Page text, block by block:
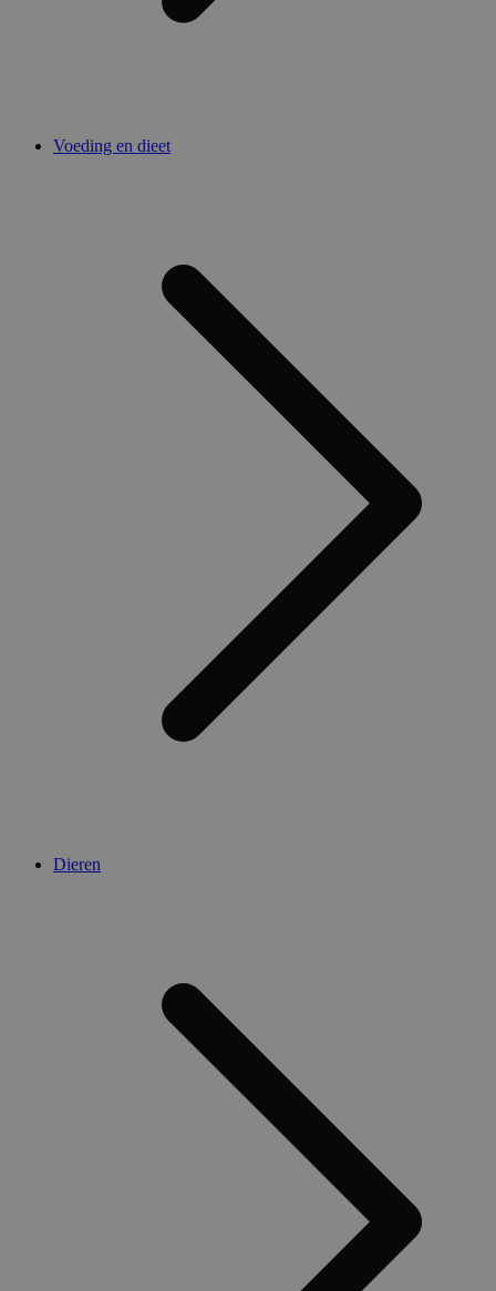
Voeding en dieet
Dieren